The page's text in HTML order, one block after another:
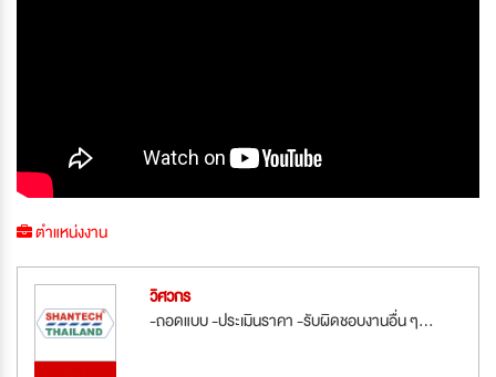
ตำแหน่งงาน
วิศวกร
-ถอดแบบ -ประเมินราคา -รับผิดชอบงานอื่น ๆ...